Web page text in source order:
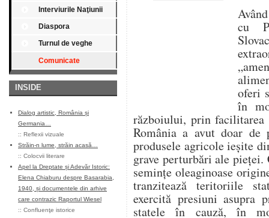
Interviurile Naţiunii
Diaspora
Turnul de veghe
Comunicate
INSIDE
Dialog artistic, România și
Germania…
:: Reflexii vizuale
Străin-n lume, străin acasă…
:: Colocvii literare
Apel la Dreptate și Adevăr Istoric:
Elena Chiaburu despre Basarabia,
1940, și documentele din arhive
care contrazic Raportul Wiesel
:: Confluenţe istorice
cu
oferi
în
războiului, prin
România a avut doar de
produsele agricole ieșite
grave perturbări ale
semințe oleaginoase
tranzitează teritoriile
exercită presiuni asupra
statele în cauză, în